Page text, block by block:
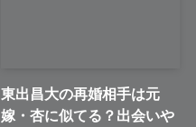
東出昌大の再婚相手は元
嫁・杏に似てる？出会いや